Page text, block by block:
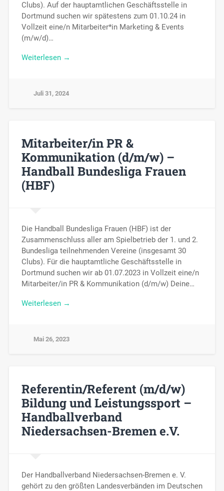
Clubs). Auf der hauptamtlichen Geschäftsstelle in
Dortmund suchen wir spätestens zum 01.10.24 in
Vollzeit eine/n Mitarbeiter*in Marketing & Events
(m/w/d)…
Weiterlesen →
Juli 31, 2024
Mitarbeiter/in PR &
Kommunikation (d/m/w) –
Handball Bundesliga Frauen
(HBF)
Die Handball Bundesliga Frauen (HBF) ist der
Zusammenschluss aller am Spielbetrieb der 1. und 2.
Bundesliga teilnehmenden Vereine (insgesamt 30
Clubs). Für die hauptamtliche Geschäftsstelle in
Dortmund suchen wir ab 01.07.2023 in Vollzeit eine/n
Mitarbeiter/in PR & Kommunikation (d/m/w) Deine…
Weiterlesen →
Mai 26, 2023
Referentin/Referent (m/d/w)
Bildung und Leistungssport –
Handballverband
Niedersachsen-Bremen e.V.
Der Handballverband Niedersachsen-Bremen e. V.
gehört zu den größten Landesverbänden im Deutschen